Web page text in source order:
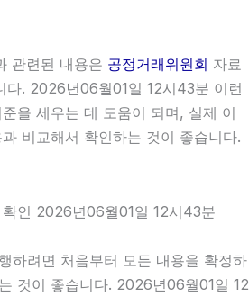
관련된 내용은 공정거래위원회 자료
다. 2026년06월01일 12시43분 이런
을 세우는 데 도움이 되며, 실제 이
비교해서 확인하는 것이 좋습니다.
인 2026년06월01일 12시43분
하려면 처음부터 모든 내용을 확정하
것이 좋습니다. 2026년06월01일 12